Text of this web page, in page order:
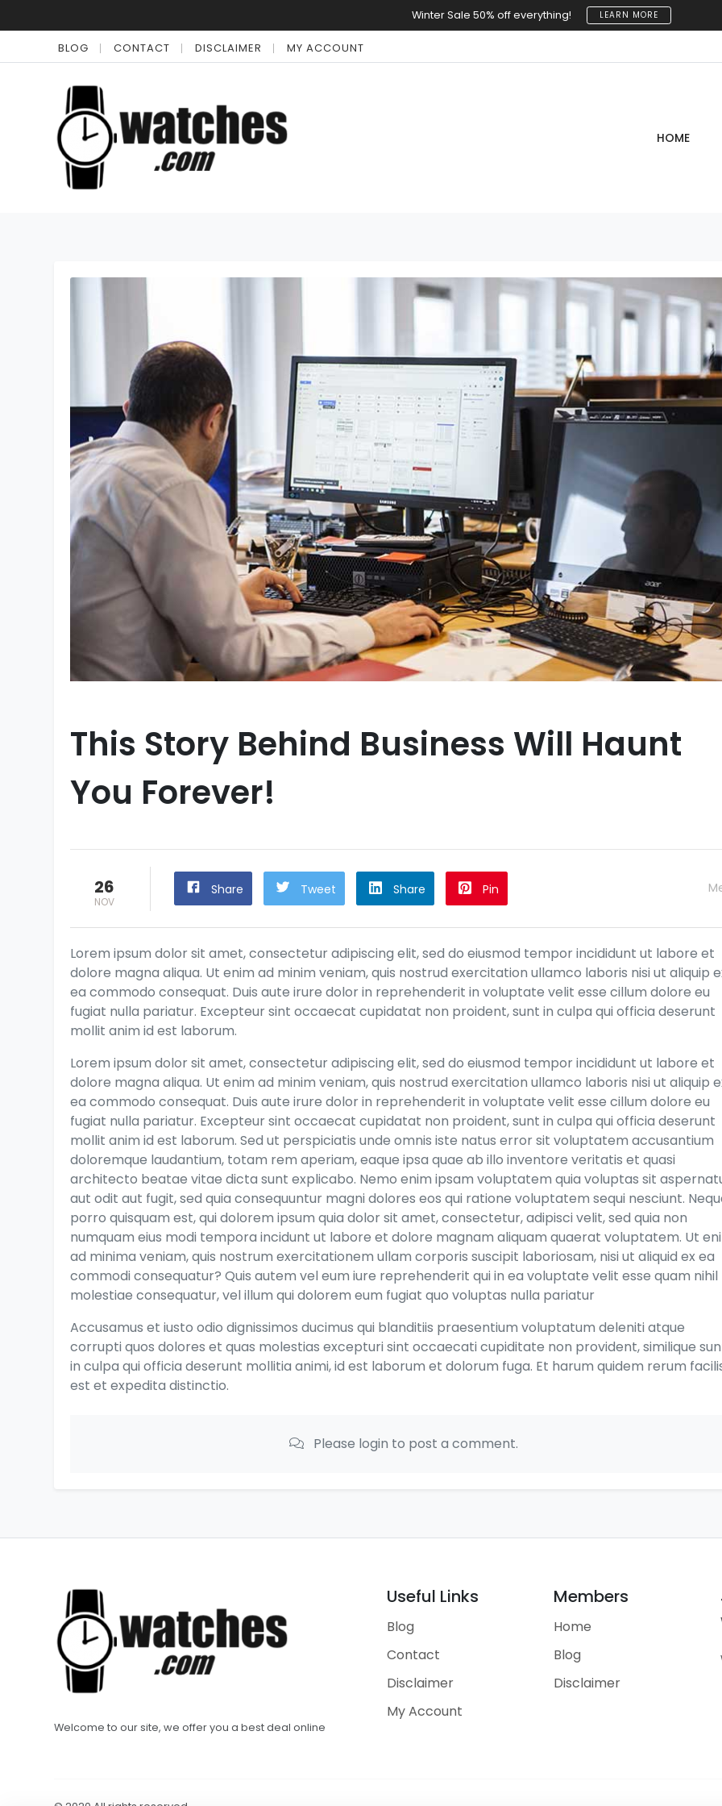
Winter Sale 50% off everything! LEARN MORE
BLOG CONTACT DISCLAIMER MY ACCOUNT
HOME
This Story Behind Business Will Haunt
You Forever!
26
NOV
Share Tweet Share Pin
Lorem ipsum dolor sit amet, consectetur adipiscing elit, sed do eiusmod tempor incididunt ut labore et
dolore magna aliqua. Ut enim ad minim veniam, quis nostrud exercitation ullamco laboris nisi ut aliquip
ea commodo consequat. Duis aute irure dolor in reprehenderit in voluptate velit esse cillum dolore eu
fugiat nulla pariatur. Excepteur sint occaecat cupidatat non proident, sunt in culpa qui officia deserunt
mollit anim id est laborum.
Lorem ipsum dolor sit amet, consectetur adipiscing elit, sed do eiusmod tempor incididunt ut labore et
dolore magna aliqua. Ut enim ad minim veniam, quis nostrud exercitation ullamco laboris nisi ut aliquip
ea commodo consequat. Duis aute irure dolor in reprehenderit in voluptate velit esse cillum dolore eu
fugiat nulla pariatur. Excepteur sint occaecat cupidatat non proident, sunt in culpa qui officia deserunt
mollit anim id est laborum. Sed ut perspiciatis unde omnis iste natus error sit voluptatem accusantium
doloremque laudantium, totam rem aperiam, eaque ipsa quae ab illo inventore veritatis et quasi
architecto beatae vitae dicta sunt explicabo. Nemo enim ipsam voluptatem quia voluptas sit
aut odit aut fugit, sed quia consequuntur magni dolores eos qui ratione voluptatem sequi nesciunt.
porro quisquam est, qui dolorem ipsum quia dolor sit amet, consectetur, adipisci velit, sed quia non
numquam eius modi tempora incidunt ut labore et dolore magnam aliquam quaerat voluptatem. Ut
ad minima veniam, quis nostrum exercitationem ullam corporis suscipit laboriosam, nisi ut aliquid ex ea
commodi consequatur? Quis autem vel eum iure reprehenderit qui in ea voluptate velit esse quam nihil
molestiae consequatur, vel illum qui dolorem eum fugiat quo voluptas nulla pariatur
Accusamus et iusto odio dignissimos ducimus qui blanditiis praesentium voluptatum deleniti atque
corrupti quos dolores et quas molestias excepturi sint occaecati cupiditate non provident, similique
in culpa qui officia deserunt mollitia animi, id est laborum et dolorum fuga. Et harum quidem rerum
est et expedita distinctio.
Please login to post a comment.
Welcome to our site, we offer you a best deal online
Useful Links
Blog
Contact
Disclaimer
My Account
Members
Home
Blog
Disclaimer